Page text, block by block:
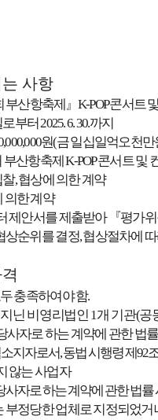
사항
부산항축제』 K-POP콘서트
로부터2025. 6. 30.까지
원(금 일십일억오천만
부산항축제K-POP콘서트 및
찰,협상에 의한 계약
의한 계약
제안서를 제출받아 『평가
상순위를 결정,협상절차에
충족하여야 함.
닌 비영리법인 1개 기관(공
사자로 하는 계약에 관한 법
지자로서,동법 시행령 제92
않는 사업자
자로 하는 계약에 관한 법률
부정당한 업체로 지정되었거